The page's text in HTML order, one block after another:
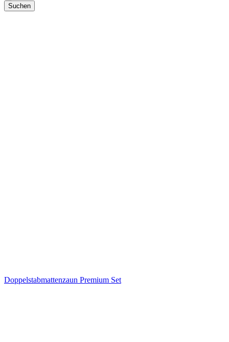
Suchen
Doppelstabmattenzaun Premium Set